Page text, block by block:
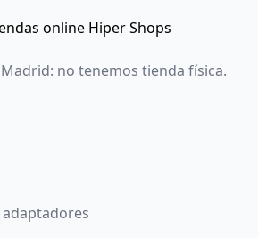
online Hiper Shops
no tenemos tienda física.
adaptadores